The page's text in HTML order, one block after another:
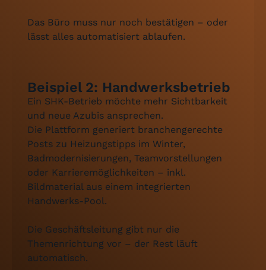
Das Büro muss nur noch bestätigen – oder
lässt alles automatisiert ablaufen.
Beispiel 2: Handwerksbetrieb
Ein SHK-Betrieb möchte mehr Sichtbarkeit
und neue Azubis ansprechen.
Die Plattform generiert branchengerechte
Posts zu Heizungstipps im Winter,
Badmodernisierungen, Teamvorstellungen
oder Karrieremöglichkeiten – inkl.
Bildmaterial aus einem integrierten
Handwerks-Pool.
Die Geschäftsleitung gibt nur die
Themenrichtung vor – der Rest läuft
automatisch.